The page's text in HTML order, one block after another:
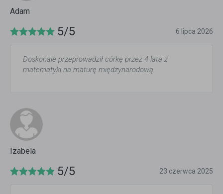
Adam
5/5 6 lipca 2026
Doskonale przeprowadził córkę przez 4 lata z
matematyki na maturę międzynarodową.
Izabela
5/5 23 czerwca 2025